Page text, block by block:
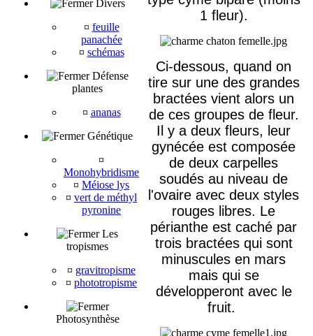
Divers
¤ feuille
panachée
¤ schémas
Défense
plantes
¤ ananas
Génétique
¤
Monohybridisme
¤ Méiose lys
¤ vert de méthyl
pyronine
Les
tropismes
¤ gravitropisme
¤ phototropisme
Photosynthèse
1 fleur).
Ci-dessous, quand on
tire sur une des grandes
bractées vient alors un
de ces groupes de fleur.
Il y a deux fleurs, leur
gynécée est composée
de deux carpelles
soudés au niveau de
l'ovaire avec deux styles
rouges libres. Le
périanthe est caché par
trois bractées qui sont
minuscules en mars
mais qui se
développeront avec le
fruit.